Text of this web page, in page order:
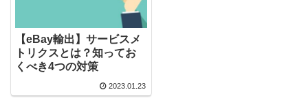
【eBay輸出】サービスメ
トリクスとは？知ってお
くべき4つの対策
2023.01.23